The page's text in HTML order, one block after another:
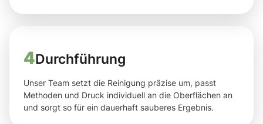
4Durchführung
Unser Team setzt die Reinigung präzise um, passt
Methoden und Druck individuell an die Oberflächen an
und sorgt so für ein dauerhaft sauberes Ergebnis.